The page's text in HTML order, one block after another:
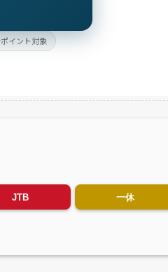
イント対象
JTB 一休